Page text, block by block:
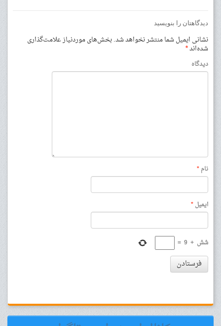
دیدگاهتان را بنویسید
نشانی ایمیل شما منتشر نخواهد شد.بخش‌های موردنیاز علامت‌گذاری
شده‌اند*
دیدگاه
نام*
ایمیل*
شش +
9
=
فرستادن